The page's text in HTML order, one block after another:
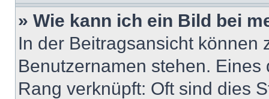
» Wie kann ich ein Bild bei
In der Beitragsansicht können
Benutzernamen stehen.
Rang verknüpft: Oft sind dies